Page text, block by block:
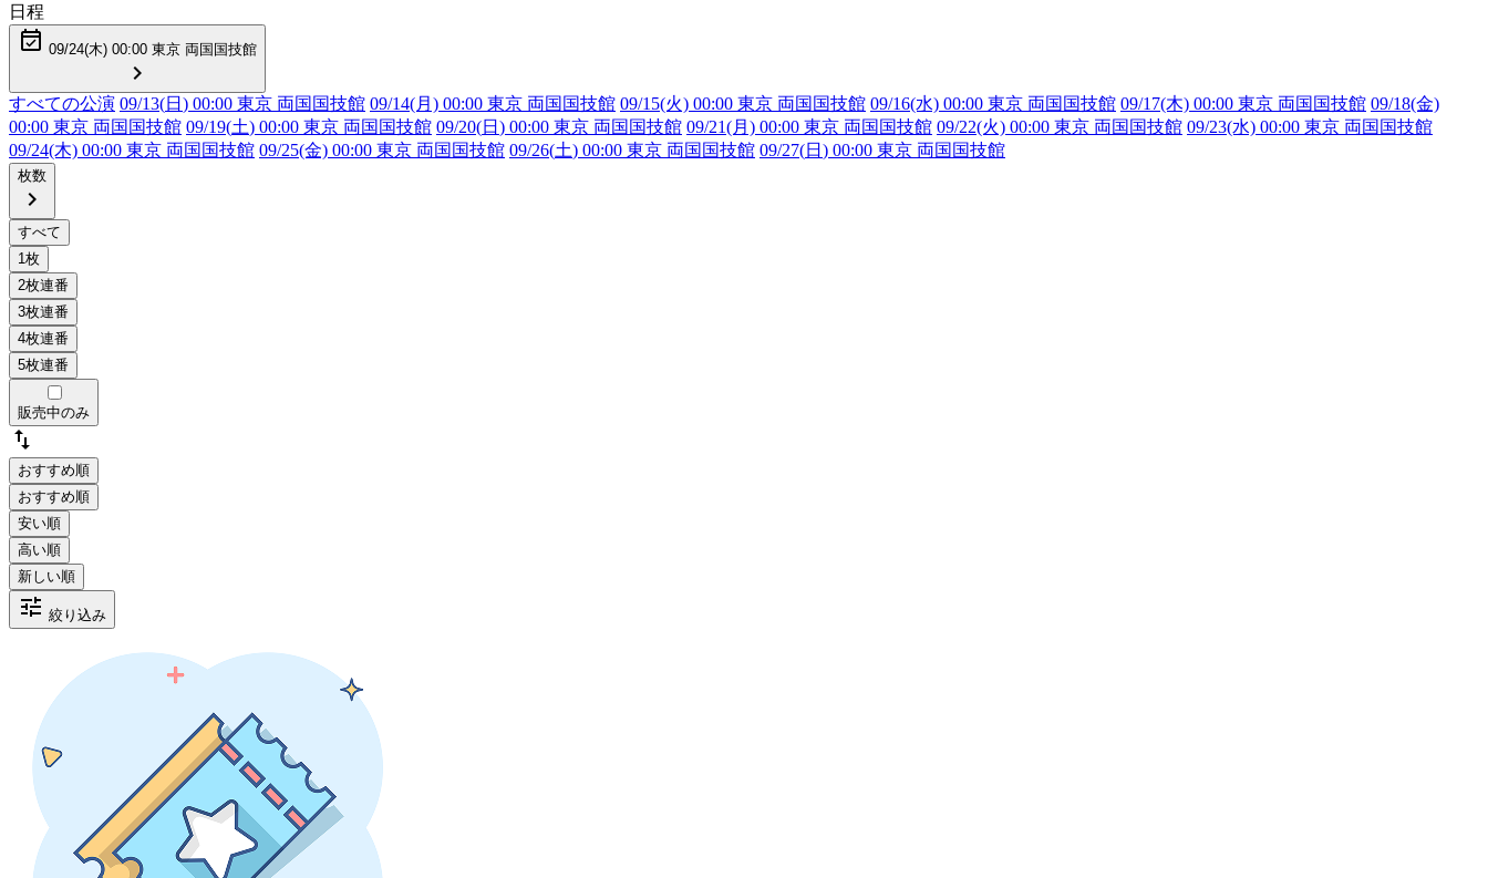
日程
event_available 09/24(木) 00:00 東京 両国国技館
chevron_right
すべての公演 09/13(日 ) 00:00 東京 両国国技館 09/14(月) 00:00 東京 両国国技館 09/15(火) 00:00 東京 両国国技館 09/16(水) 00:00 東京 両国国技館 09/17(木) 00:00 東京 両国国技館 09/18(金)
00:00 東京 両国国技館 09/19(土) 00:00 東京 両国国技館 09/20(日 ) 00:00 東京 両国国技館 09/21(月) 00:00 東京 両国国技館 09/22(火) 00:00 東京 両国国技館 09/23(水) 00:00 東京 両国国技館
09/24(木) 00:00 東京 両国国技館 09/25(金) 00:00 東京 両国国技館 09/26(土) 00:00 東京 両国国技館 09/27(日 ) 00:00 東京 両国国技館
枚数
chevron_right
販売中のみ
swap_vert
おすすめ順
tune 絞り込み